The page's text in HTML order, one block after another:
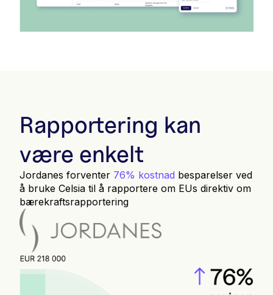
Rapportering kan
være enkelt
Jordanes forventer 76% kostnad besparelser ved
å bruke Celsia til å rapportere om EUs direktiv om
bærekraftsrapportering